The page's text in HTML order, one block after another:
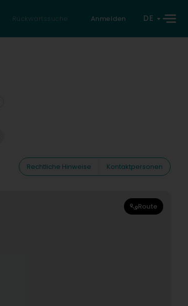
Rückwärtssuche Anmelden DE
Rechtliche Hinweise
Kontaktpersonen
Route